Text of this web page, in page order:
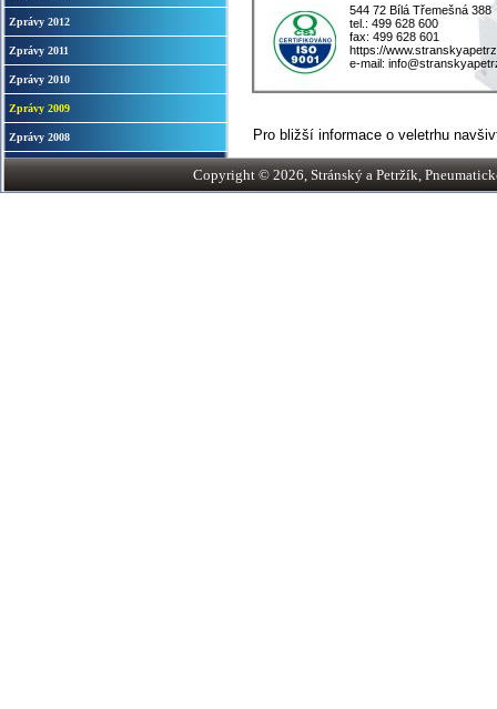
Zprávy 2012
Zprávy 2011
Zprávy 2010
Zprávy 2009
Zprávy 2008
544 72 Bílá Třemešná 388
tel.: 499 628 600
fax: 499 628 601
https://
e-mail:
Pro bližší informace o veletrhu
Copyright © 2026, Stránský a Petržík,